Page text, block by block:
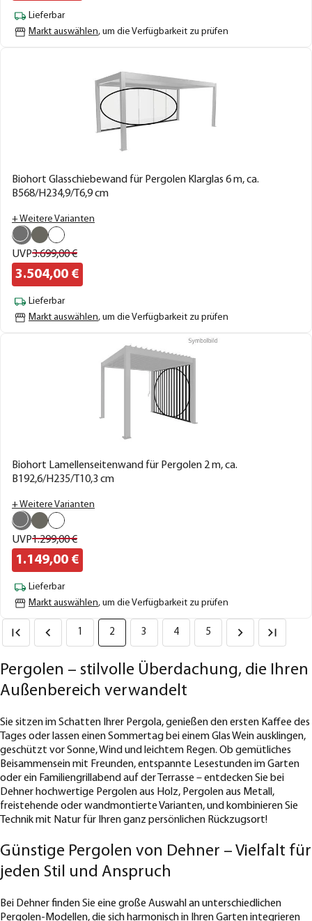
Lieferbar
Markt auswählen, um die Verfügbarkeit zu prüfen
Biohort Glasschiebewand für Pergolen Klarglas 6 m, ca.
B568/H234,9/T6,9 cm
+ Weitere Varianten
UVP3.699,00€
3.504,00 €
Lieferbar
Markt auswählen, um die Verfügbarkeit zu prüfen
Biohort Lamellenseitenwand für Pergolen 2 m, ca.
B192,6/H235/T10,3 cm
+ Weitere Varianten
UVP1.299,00€
1.149,00 €
Lieferbar
Markt auswählen, um die Verfügbarkeit zu prüfen
1 2 3 4 5
Pergolen – stilvolle Überdachung, die Ihren
Außenbereich verwandelt
Sie sitzen im Schatten Ihrer Pergola, genießen den ersten Kaffee des
Tages oder lassen einen Sommertag bei einem Glas Wein ausklingen,
geschützt vor Sonne, Wind und leichtem Regen. Ob gemütliches
Beisammensein mit Freunden, entspannte Lesestunden im Garten
oder ein Familiengrillabend auf der Terrasse – entdecken Sie bei
Dehner hochwertige Pergolen aus Holz, Pergolen aus Metall,
freistehende oder wandmontierte Varianten, und kombinieren Sie
Technik mit Natur für Ihren ganz persönlichen Rückzugsort!
Günstige Pergolen von Dehner – Vielfalt für
jeden Stil und Anspruch
Bei Dehner finden Sie eine große Auswahl an unterschiedlichen
Pergolen-Modellen, die sich harmonisch in Ihren Garten integrieren